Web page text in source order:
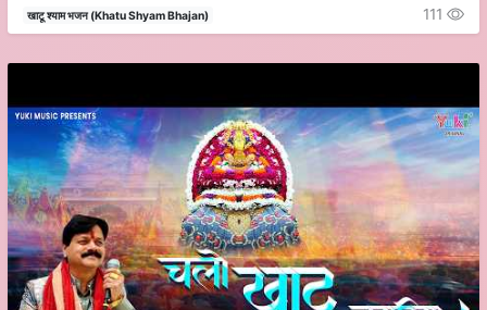
खाटू श्याम भजन (Khatu Shyam Bhajan) 111